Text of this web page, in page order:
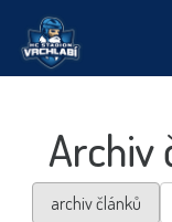
Archiv
archiv článků